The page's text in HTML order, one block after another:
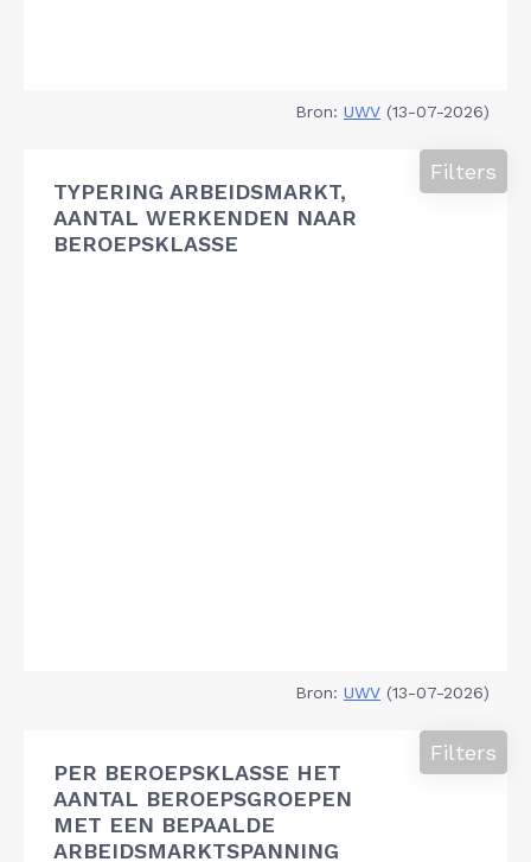
Bron: UWV (13-07-2026)
TYPERING ARBEIDSMARKT,
AANTAL WERKENDEN NAAR
BEROEPSKLASSE
Filters
Bron: UWV (13-07-2026)
PER BEROEPSKLASSE HET
AANTAL BEROEPSGROEPEN
MET EEN BEPAALDE
ARBEIDSMARKTSPANNING
Filters